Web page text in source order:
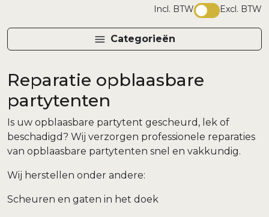
Incl. BTW Excl. BTW
Categorieën
Reparatie opblaasbare
partytenten
Is uw opblaasbare partytent gescheurd, lek of
beschadigd? Wij verzorgen professionele reparaties
van opblaasbare partytenten snel en vakkundig.
Wij herstellen onder andere:
Scheuren en gaten in het doek